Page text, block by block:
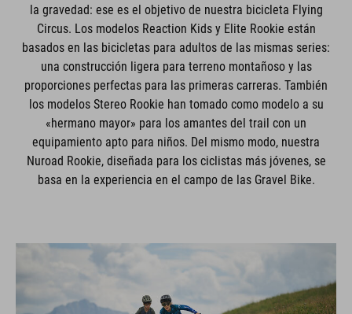
la gravedad: ese es el objetivo de nuestra bicicleta Flying
Circus. Los modelos Reaction Kids y Elite Rookie están
basados en las bicicletas para adultos de las mismas series:
una construcción ligera para terreno montañoso y las
proporciones perfectas para las primeras carreras. También
los modelos Stereo Rookie han tomado como modelo a su
«hermano mayor» para los amantes del trail con un
equipamiento apto para niños. Del mismo modo, nuestra
Nuroad Rookie, diseñada para los ciclistas más jóvenes, se
basa en la experiencia en el campo de las Gravel Bike.